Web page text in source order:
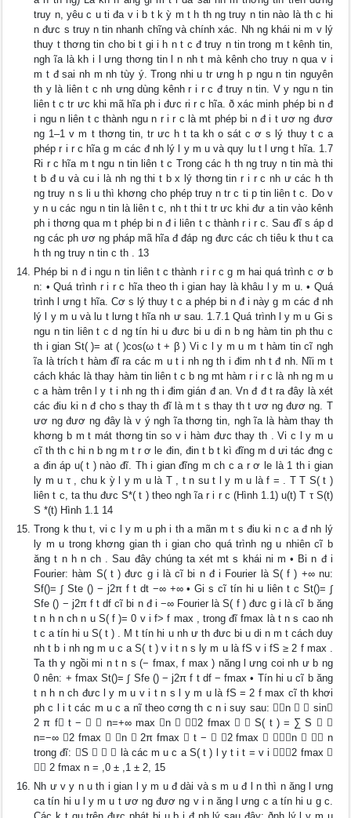
truy n, yêu c u ti đa v i b t k ỳ m t h th ng truy n tin nào là th c hi
n đưc s truy n tin nhanh chĩng và chính xác. Nh ng khái ni m v lý
thuy t thơng tin cho bi t gi i h n t c đ truy n tin trong m t kênh tin,
ngh ĩa là kh i l ưng thơng tin l n nh t mà kênh cho truy n qua v i
m t đ sai nh m nh tùy ý. Trong nhi u tr ưng h p ngu n tin nguyên
th y là liên t c nh ưng dùng kênh r i r c đ truy n tin. V y ngu n tin
liên t c tr ưc khi mã hĩa ph i đưc ri r c hĩa. ð xác minh phép bi n đ
i ngu n liên t c thành ngu n r i r c là mt phép bi n đ i t ươ ng đươ
ng 1–1 v m t thơng tin, tr ưc h t ta kh o sát c ơ s lý thuy t c a
phép r i r c hĩa g m các đ nh lý l y m u và quy lu t l ưng t hĩa. 1.7
Ri r c hĩa m t ngu n tin liên t c Trong các h th ng truy n tin mà thi
t b đ u và cu i là nh ng thi t b x lý thơng tin r i r c nh ư các h th
ng truy n s li u thì khơng cho phép truy n tr c ti p tin liên t c. Do v
y n u các ngu n tin là liên t c, nh t thi t tr ưc khi đư a tin vào kênh
ph i thơng qua m t phép bi n đ i liên t c thành r i r c. Sau đĩ s áp d
ng các ph ươ ng pháp mã hĩa đ đáp ng đưc các ch tiêu k thu t ca
h th ng truy n tin c th . 13
Phép bi n đ i ngu n tin liên t c thành r i r c g m hai quá trình c ơ b
n: • Quá trình r i r c hĩa theo th i gian hay là khâu l y m u. • Quá
trình l ưng t hĩa. Cơ s lý thuy t c a phép bi n đ i này g m các đ nh
lý l y m u và lu t lưng t hĩa nh ư sau. 1.7.1 Quá trình l y m u Gi s
ngu n tin liên t c d ng tín hi u đưc bi u di n b ng hàm tin ph thu c
th i gian St( )= at ( )cos(ω t + β ) Vi c l y m u m t hàm tin cĩ ngh
ĩa là trích t hàm đĩ ra các m u t i nh ng th i đim nh t đ nh. Nĩi m t
cách khác là thay hàm tin liên t c b ng mt hàm r i r c là nh ng m u
c a hàm trên l y t i nh ng th i đim gián đ an. Vn đ đ t ra đây là xét
các điu ki n đ cho s thay th đĩ là m t s thay th t ươ ng đươ ng. T
ươ ng đươ ng đây là v ý ngh ĩa thơng tin, ngh ĩa là hàm thay th
khơng b m t mát thơng tin so v i hàm đưc thay th . Vi c l y m u
cĩ th th c hi n b ng m t r ơ le đin, đin t b t kì đĩng m d ưi tác đng c
a đin áp u( t ) nào đĩ. Th i gian đĩng m ch c a r ơ le là 1 th i gian
ly m u τ , chu k ỳ l y m u là T , t n su t l y m u là f = . T T S( t )
liên t c, ta thu đưc S*( t ) theo ngh ĩa r i r c (Hình 1.1) u(t) T τ S(t)
S *(t) Hình 1.1 14
Trong k thu t, vi c l y m u ph i th a mãn m t s điu ki n c a đ nh lý
ly m u trong khơng gian th i gian cho quá trình ng u nhiên cĩ b
ăng t n h n ch . Sau đây chúng ta xét mt s khái ni m • Bi n đ i
Fourier: hàm S( t ) đưc g i là cĩ bi n đ i Fourier là S( f ) +∞ nu:
Sf()= ∫ Ste () − j2π f t dt −∞ +∞ • Gi s cĩ tín hi u liên t c St()= ∫
Sfe () − j2π f t df cĩ bi n đ i −∞ Fourier là S( f ) đưc g i là cĩ b ăng
t n h n ch n u S( f )= 0 v i f> f max , trong đĩ fmax là t n s cao nh
t c a tín hi u S( t ) . M t tín hi u nh ư th đưc bi u di n m t cách duy
nh t b i nh ng m u c a S( t ) v i t n s ly m u là fS v i fS ≥ 2 f max .
Ta th y ngồi mi n t n s (− fmax, f max ) năng l ưng coi nh ư b ng
0 nên: + fmax St()= ∫ Sfe () − j2π f t df − fmax • Tín hi u cĩ b ăng
t n h n ch đưc l y m u v i t n s l y m u là fS = 2 f max cĩ th khơi
ph c l i t các m u c a nĩ theo cơng th c n i suy sau: n   sin
2 π f t −   n=+∞ max n  2 fmax   S( t ) = ∑ S  
n=−∞ 2 fmax  n  2π fmax  t −  2 fmax  n   n
trong đĩ: S    là các m u c a S( t ) l y t i t = v i 2 fmax 
 2 fmax n = ,0 ± ,1 ± 2, 15
Nh ư v y n u th i gian l y m u đ dài và s m u đ l n thì n ăng l ưng
ca tín hi u l y m u t ươ ng đươ ng v i n ăng l ưng c a tín hi u g c.